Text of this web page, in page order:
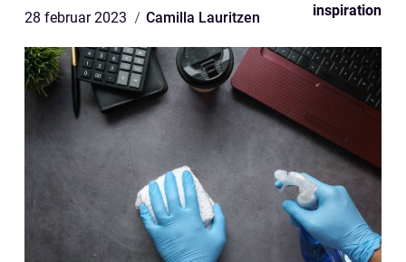
28 februar 2023 Camilla Lauritzen inspiration